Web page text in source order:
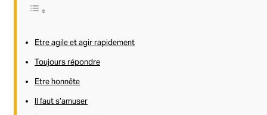
Etre agile et agir rapidement
Toujours répondre
Etre honnête
Il faut s’amuser